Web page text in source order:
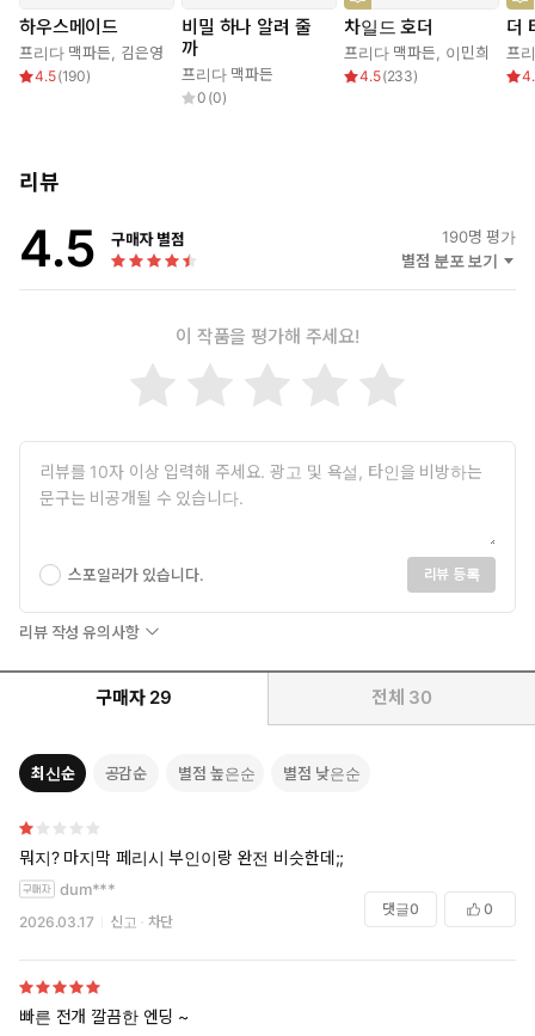
하지만 비밀을 가지고 있는 건 나만이 아니었다.
출소 후 몇 주째 차 뒷좌석에서 먹고 자며 생활하던 나에게 드디어
마지막 기회가 찾아왔다. 한 부잣집에서 가사도우미로 일하게 된
은 늘 새하얀 옷만 입는 안주인 니나가 난장판으로 만들어 놓은
이 한 일을 기억하지 못하는 것 같았고, 그녀에게 정신병이 있다
는 소문도 돌았다. 온갖 괴팍한 요구에도 나는 잘리지 않기 위해
해보니 ‘위험’이라는 뜻이었다. 그 말을 들은 직후 다락방을 나가
려고 손잡이를 돌렸지만 갑자기 문이 열리지 않았다. ‘날 방에 가
둔 건가? 침착하자.’ 그들은 아직 내 비밀을 모른다. 내가 진짜 어
하우스메이드
프리다 맥파든 김은영
4.5(190)
비밀 하나 알려 줄
까
프리다 맥파든
0 (0)
차일드 호더
프리다 맥파든 이민희
4.5(233)
더
프
리뷰
4.5 구매자 별점 190명 평가
별점 분포 보기
이 작품을 평가해 주세요!
스포일러가 있습니다. 리뷰 등록
리뷰 작성 유의사항
구매자 29 전체 30
최신순 공감순 별점 높은순 별점 낮은순
뭐지? 마지막 페리시 부인이랑 완전 비슷한데;;
dum***
2026.03.17 신고 차단
댓글0 0
빠른 전개 깔끔한 엔딩 ~